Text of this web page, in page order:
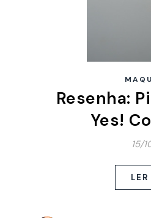
Resenha:
Yes!
15/